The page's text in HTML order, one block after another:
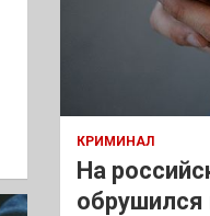
КРИМИНАЛ
На
обрушился